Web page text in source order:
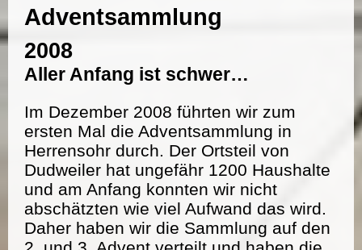
Adventsammlung
2008
Aller Anfang ist schwer…
Im Dezember 2008 führten wir zum
ersten Mal die Adventsammlung in
Herrensohr durch. Der Ortsteil von
Dudweiler hat ungefähr 1200 Haushalte
und am Anfang konnten wir nicht
abschätzten wie viel Aufwand das wird.
Daher haben wir die Sammlung auf den